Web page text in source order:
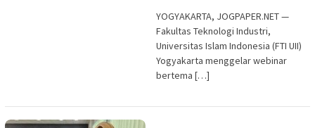
YOGYAKARTA, JOGPAPER.NET —
Fakultas Teknologi Industri,
Universitas Islam Indonesia (FTI UII)
Yogyakarta menggelar webinar
bertema […]